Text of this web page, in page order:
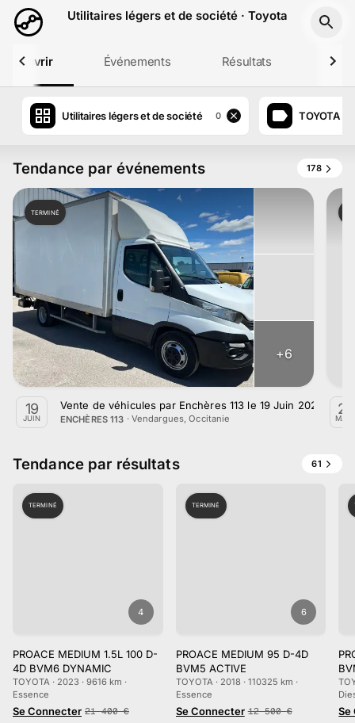
Aller au contenu principal
Utilitaires légers et de société · Toyota
Événements Résultats
Utilitaires légers et de société 0 TOYOTA
Tendance par événements 178
TERMINÉ
+6
19
JUIN
Vente de véhicules par Enchères 113 le 19 Juin 2026
ENCHÈRES 113 · Vendargues, Occitanie
28
Tendance par résultats 61
4
TERMINÉ
PROACE MEDIUM 1.5L 100 D-
4D BVM6 DYNAMIC
TOYOTA · 2023 · 9616 km ·
Essence
Se Connecter 21 400 €
6
TERMINÉ
PROACE MEDIUM 95 D-4D
BVM5 ACTIVE
TOYOTA · 2018 · 110325 km ·
Essence
Se Connecter 12 500 € Se